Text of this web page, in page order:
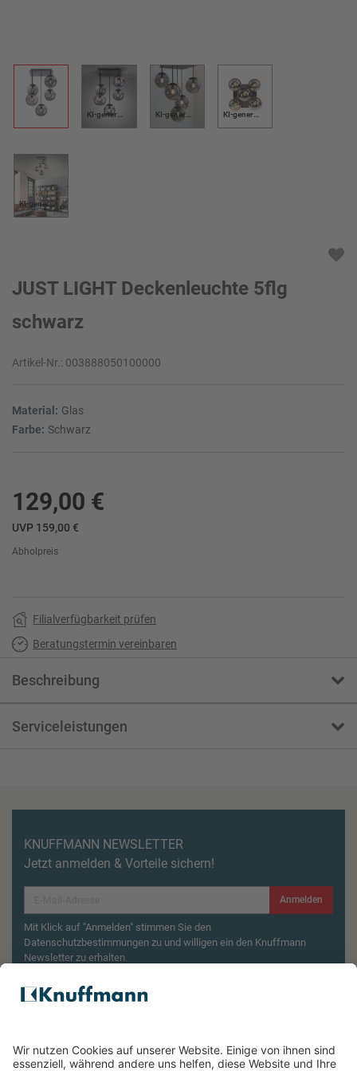
KI-generiert KI-generiert KI-generiert
KI-generiert
JUST LIGHT Deckenleuchte 5flg
schwarz
Artikel-Nr.: 003888050100000
Material: Glas
Farbe: Schwarz
129,00 €
UVP 159,00 €
Abholpreis
Filialverfügbarkeit prüfen
Beratungstermin vereinbaren
Beschreibung
Serviceleistungen
KNUFFMANN NEWSLETTER
Jetzt anmelden & Vorteile sichern!
Anmelden
Mit Klick auf "Anmelden" stimmen Sie den
Datenschutzbestimmungen zu und willigen ein den Knuffmann
Newsletter zu erhalten.
Aktionsbedingungen¹
Wasserkocher